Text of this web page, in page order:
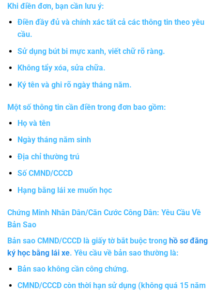
Khi điền đơn, bạn cần lưu ý:
Điền đầy đủ và chính xác tất cả các thông tin theo yêu
cầu.
Sử dụng bút bi mực xanh, viết chữ rõ ràng.
Không tẩy xóa, sửa chữa.
Ký tên và ghi rõ ngày tháng năm.
Một số thông tin cần điền trong đơn bao gồm:
Họ và tên
Ngày tháng năm sinh
Địa chỉ thường trú
Số CMND/CCCD
Hạng bằng lái xe muốn học
Chứng Minh Nhân Dân/Căn Cước Công Dân: Yêu Cầu Về
Bản Sao
Bản sao CMND/CCCD là giấy tờ bắt buộc trong hồ sơ đăng
ký học bằng lái xe. Yêu cầu về bản sao thường là:
Bản sao không cần công chứng.
CMND/CCCD còn thời hạn sử dụng (không quá 15 năm